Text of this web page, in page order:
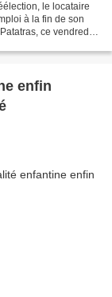
le locataire
à la fin de son
ce vendredi,
enfin